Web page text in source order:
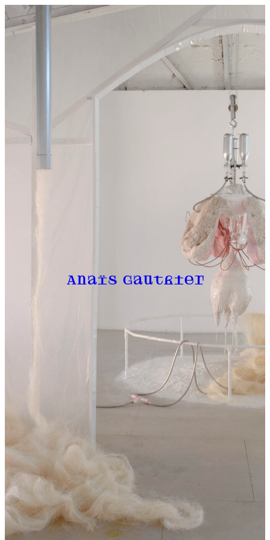
Anaïs Gauthier